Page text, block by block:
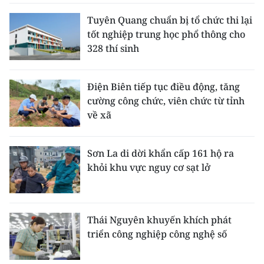
Tuyên Quang chuẩn bị tổ chức thi lại
tốt nghiệp trung học phổ thông cho
328 thí sinh
Điện Biên tiếp tục điều động, tăng
cường công chức, viên chức từ tỉnh
về xã
Sơn La di dời khẩn cấp 161 hộ ra
khỏi khu vực nguy cơ sạt lở
Thái Nguyên khuyến khích phát
triển công nghiệp công nghệ số